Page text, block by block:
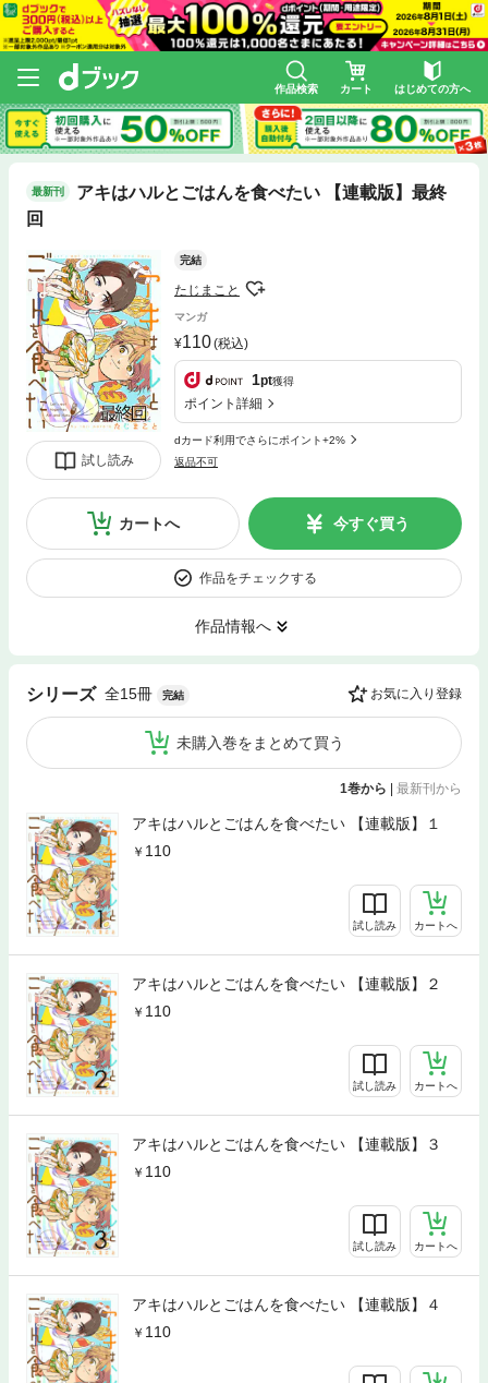
作品検索 カート はじめての方へ
最新刊
アキはハルとごはんを食べたい 【連載版】最終
回
試し読み
完結
たじまこと
マンガ
110(税込)
1pt獲得
ポイント詳細
dカード利用でさらにポイント+2%
返品不可
カートへ 今すぐ買う
作品をチェックする
作品情報へ
シリーズ 全15冊 完結 お気に入り登録
未購入巻をまとめて買う
1巻から 最新刊から
アキはハルとごはんを食べたい 【連載版】１
110
試し読み カートへ
アキはハルとごはんを食べたい 【連載版】２
110
試し読み カートへ
アキはハルとごはんを食べたい 【連載版】３
110
試し読み カートへ
アキはハルとごはんを食べたい 【連載版】４
110